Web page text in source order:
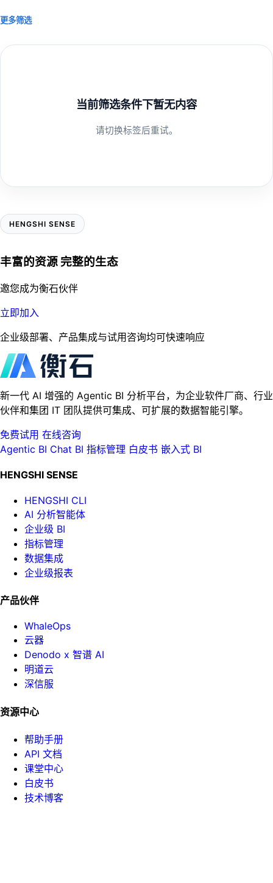
更多筛选
当前筛选条件下暂无内容
请切换标签后重试。
HENGSHI SENSE
丰富的资源 完整的生态
邀您成为衡石伙伴
立即加入
企业级部署、产品集成与试用咨询均可快速响应
新一代 AI 增强的 Agentic BI 分析平台，为企业软件厂商、行业
伙伴和集团 IT 团队提供可集成、可扩展的数据智能引擎。
免费试用 在线咨询
Agentic BI Chat BI 指标管理 白皮书 嵌入式 BI
HENGSHI SENSE
HENGSHI CLI
AI 分析智能体
企业级 BI
指标管理
数据集成
企业级报表
产品伙伴
WhaleOps
云器
Denodo x 智谱 AI
明道云
深信服
资源中心
帮助手册
API 文档
课堂中心
白皮书
技术博客